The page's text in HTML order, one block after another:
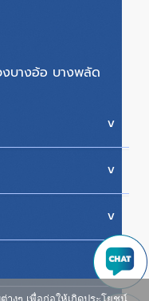
บางอ้อ บางพลัด